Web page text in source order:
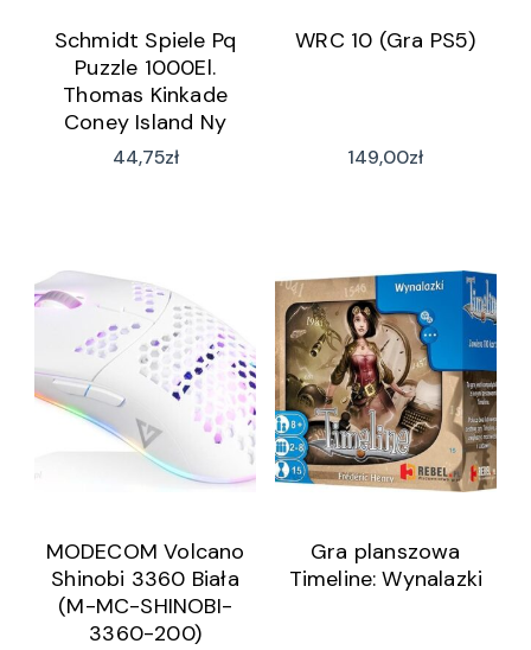
Schmidt Spiele Pq
Puzzle 1000El.
Thomas Kinkade
Coney Island Ny
44,75zł
WRC 10 (Gra PS5)
149,00zł
MODECOM Volcano
Shinobi 3360 Biała
(M-MC-SHINOBI-
3360-200)
Gra planszowa
Timeline: Wynalazki